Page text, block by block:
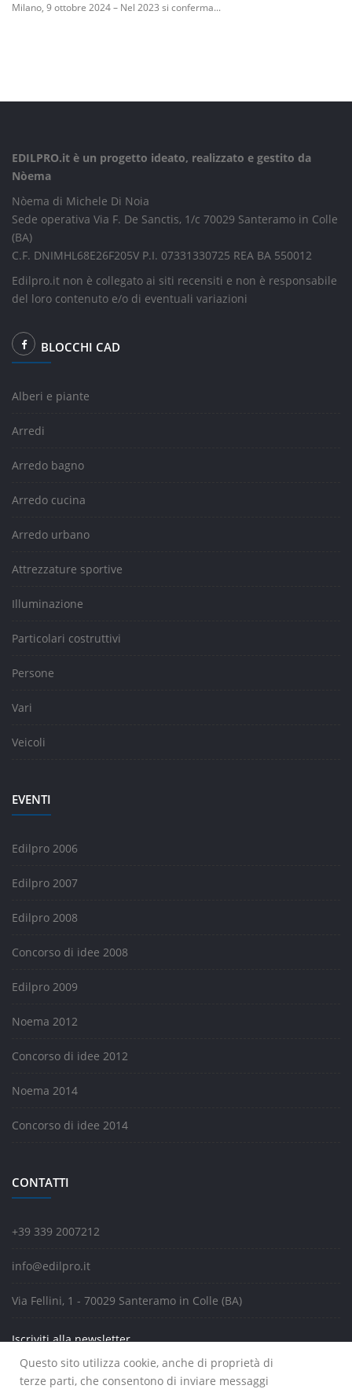
Questo sito utilizza cookie, anche di proprietà di
terze parti, che consentono di inviare messaggi
Milano, 9 ottobre 2024 – Nel 2023 si conferma...
EDILPRO.it è un progetto ideato, realizzato e gestito da
Nòema
Nòema di Michele Di Noia
Sede operativa Via F. De Sanctis, 1/c 70029 Santeramo in Colle
(BA)
C.F. DNIMHL68E26F205V P.I. 07331330725 REA BA 550012
Edilpro.it non è collegato ai siti recensiti e non è responsabile
del loro contenuto e/o di eventuali variazioni
BLOCCHI CAD
Alberi e piante
Arredi
Arredo bagno
Arredo cucina
Arredo urbano
Attrezzature sportive
Illuminazione
Particolari costruttivi
Persone
Vari
Veicoli
EVENTI
Edilpro 2006
Edilpro 2007
Edilpro 2008
Concorso di idee 2008
Edilpro 2009
Noema 2012
Concorso di idee 2012
Noema 2014
Concorso di idee 2014
CONTATTI
+39 339 2007212
info@edilpro.it
Via Fellini, 1 - 70029 Santeramo in Colle (BA)
Iscriviti alla newsletter